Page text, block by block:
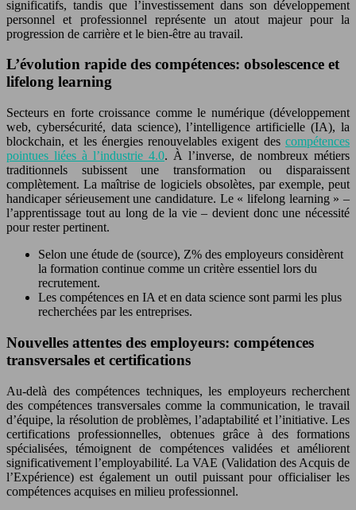
significatifs, tandis que l’investissement dans son développement
personnel et professionnel représente un atout majeur pour la
progression de carrière et le bien-être au travail.
L’évolution rapide des compétences: obsolescence et
lifelong learning
Secteurs en forte croissance comme le numérique (développement
web, cybersécurité, data science), l’intelligence artificielle (IA), la
blockchain, et les énergies renouvelables exigent des compétences
pointues liées à l’industrie 4.0. À l’inverse, de nombreux métiers
traditionnels subissent une transformation ou disparaissent
complètement. La maîtrise de logiciels obsolètes, par exemple, peut
handicaper sérieusement une candidature. Le « lifelong learning » –
l’apprentissage tout au long de la vie – devient donc une nécessité
pour rester pertinent.
Selon une étude de (source), Z% des employeurs considèrent
la formation continue comme un critère essentiel lors du
recrutement.
Les compétences en IA et en data science sont parmi les plus
recherchées par les entreprises.
Nouvelles attentes des employeurs: compétences
transversales et certifications
Au-delà des compétences techniques, les employeurs recherchent
des compétences transversales comme la communication, le travail
d’équipe, la résolution de problèmes, l’adaptabilité et l’initiative. Les
certifications professionnelles, obtenues grâce à des formations
spécialisées, témoignent de compétences validées et améliorent
significativement l’employabilité. La VAE (Validation des Acquis de
l’Expérience) est également un outil puissant pour officialiser les
compétences acquises en milieu professionnel.